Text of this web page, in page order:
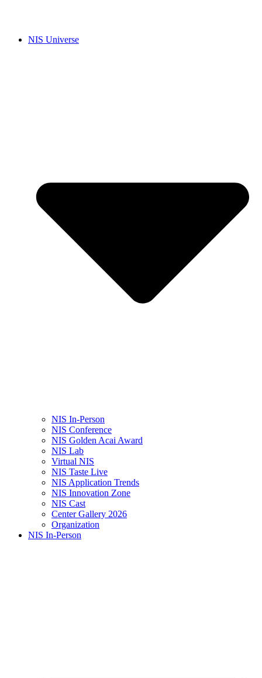
NIS Universe
NIS In-Person
NIS Conference
NIS Golden Acai Award
NIS Lab
Virtual NIS
NIS Taste Live
NIS Application Trends
NIS Innovation Zone
NIS Cast
Center Gallery 2026
Organization
NIS In-Person